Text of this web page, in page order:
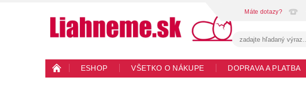
ESHOP VŠETKO O NÁKUPE DOPRAVA A PLATBA